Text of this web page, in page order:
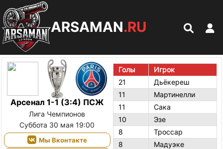
ARSAMAN.RU
Арсенал 1-1 (3:4) ПСЖ
Лига Чемпионов
Суббота 30 мая 19:00
Мы Вконтакте
Голы
Игрок
21
Дьёкереш
11
Мартинелли
11
Сака
10
Эзе
8
Троссар
8
Мадуэке